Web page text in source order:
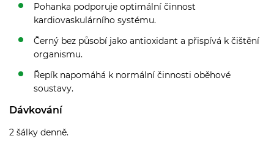
Pohanka podporuje optimální činnost
kardiovaskulárního systému.
Černý bez působí jako antioxidant a přispívá k čištění
organismu.
Řepík napomáhá k normální činnosti oběhové
soustavy.
Dávkování
2 šálky denně.